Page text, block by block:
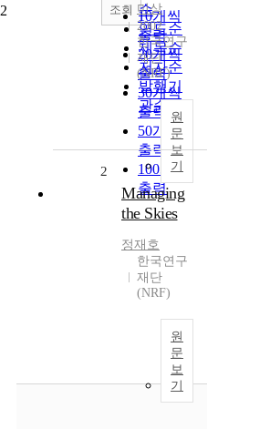
순
연도순
제목순
저자순
발행기
관순
10개씩
출력
20개씩
출력
30개씩
출력
50개씩
출력
100개씩
출력
조회 미상
2002
한국연구
재단
(NRF)
원
문
보
기
2
Managing
the Skies
정재호
한국연구
재단
(NRF)
원
문
보
기